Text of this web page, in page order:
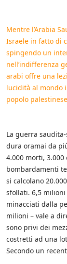
Mentre l’Arabia
Israele in fatto di
spingendo un
nell’indifferenza
arabi offre una
lucidità al mondo
popolo palestinese
La guerra
dura oramai da
4.000 morti,
bombardamenti
si calcolano
sfollati. 6,5
minacciati dalla
milioni – vale a
sono privi dei
costretti ad una
Secondo un